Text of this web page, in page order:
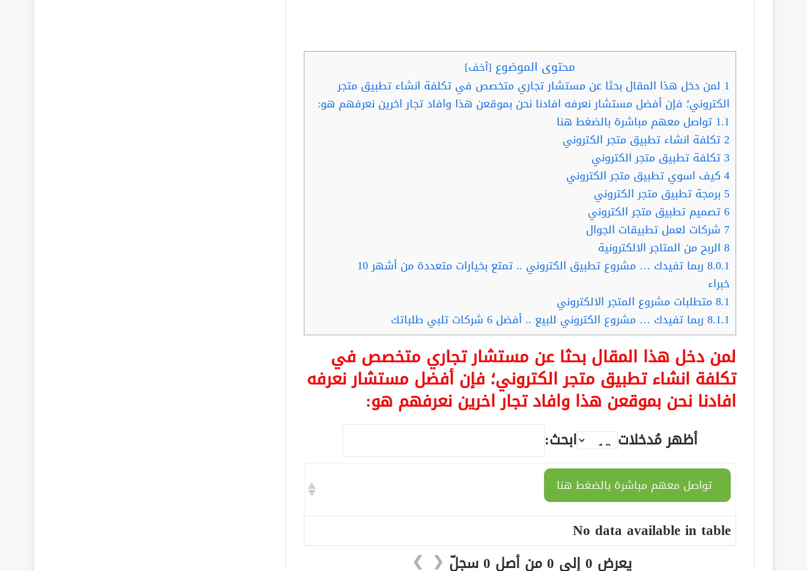
محتوى الموضوع [أخف]
1 لمن دخل هذا المقال بحثا عن مستشار تجاري متخصص في تكلفة انشاء تطبيق متجر
الكتروني؛ فإن أفضل مستشار نعرفه افادنا نحن بموقعن هذا وافاد تجار اخرين نعرفهم هو:
1.1 تواصل معهم مباشرة بالضغط هنا
2تكلفة انشاء تطبيق متجر الكتروني
3تكلفة تطبيق متجر الكتروني
4 كيف اسوي تطبيق متجر الكتروني
5 برمجة تطبيق متجر الكتروني
6تصميم تطبيق متجر الكتروني
7 شركات لعمل تطبيقات الجوال
8 الربح من المتاجر الالكترونية
8.0.1
ربما تفيدك … مشروع تطبيق الكتروني .. تمتع بخيارات متعددة من أشهر 10
خبراء
8.1متطلبات مشروع المتجر الالكتروني
8.1.1 ربما تفيدك … مشروع الكتروني للبيع .. أفضل 6 شركات تلبي طلباتك
لمن دخل هذا المقال بحثا عن مستشار تجاري متخصص في
تكلفة انشاء تطبيق متجر الكتروني؛ فإن أفضل مستشار نعرفه
افادنا نحن بموقعن هذا وافاد تجار اخرين نعرفهم هو:
أظهر مُدخلات ابحث:
تواصل معهم مباشرة بالضغط هنا
No data available in table
يعرض 0 إلى 0 من أصل 0 سجلّ
❮
❯